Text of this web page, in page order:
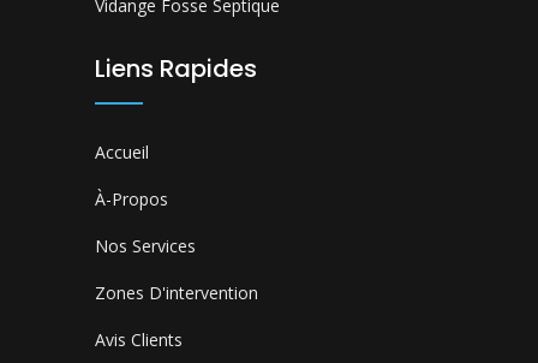
Vidange Fosse Septique
Liens Rapides
Accueil
À-Propos
Nos Services
Zones D'intervention
Avis Clients